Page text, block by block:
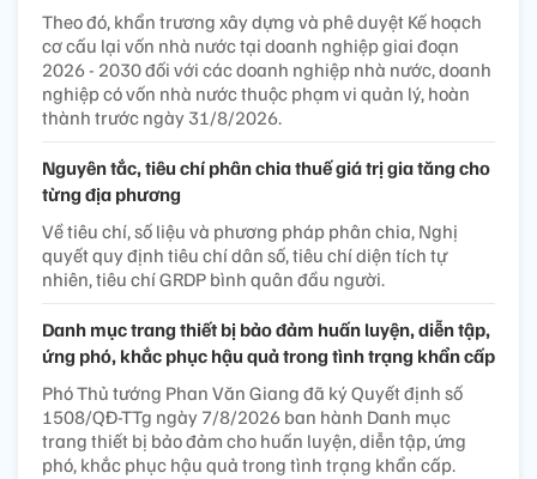
Theo đó, khẩn trương xây dựng và phê duyệt Kế hoạch
cơ cấu lại vốn nhà nước tại doanh nghiệp giai đoạn
2026 - 2030 đối với các doanh nghiệp nhà nước, doanh
nghiệp có vốn nhà nước thuộc phạm vi quản lý, hoàn
thành trước ngày 31/8/2026.
Nguyên tắc, tiêu chí phân chia thuế giá trị gia tăng cho
từng địa phương
Về tiêu chí, số liệu và phương pháp phân chia, Nghị
quyết quy định tiêu chí dân số, tiêu chí diện tích tự
nhiên, tiêu chí GRDP bình quân đầu người.
Danh mục trang thiết bị bảo đảm huấn luyện, diễn tập,
ứng phó, khắc phục hậu quả trong tình trạng khẩn cấp
Phó Thủ tướng Phan Văn Giang đã ký Quyết định số
1508/QĐ-TTg ngày 7/8/2026 ban hành Danh mục
trang thiết bị bảo đảm cho huấn luyện, diễn tập, ứng
phó, khắc phục hậu quả trong tình trạng khẩn cấp.